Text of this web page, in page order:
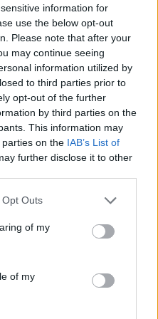
information for
use the below opt-out
Please note that after your
may continue seeing
information utilized by
to third parties prior to
opt-out of the further
by third parties on the
This information may
on the IAB’s List of
further disclose it to other
Outs
of my
of my
0 μετά την παράταση),
του Ντάνι Χάρκε,
ο οποίος πέθανε
δεν έχει κυριαρχήσει
ταλέντο και την
Μαραντόνα το 1986.
στο Μεξικό, οδήγησε
αν και η
τελικό από την
έμεινε στην Ιστορία
τεσσάρων λεπτών
γκολ στην